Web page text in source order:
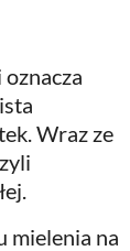
Wraz ze
mielenia na